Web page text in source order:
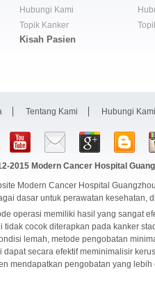
Hubungi Kami
Topik Kanker
Kisah Pasien
Tentang Kami Hubungi Kami
2015 Modern Cancer Hospital
Modern Cancer Hospital
dasar untuk perawatan kesehatan,
operasi memiliki hasil yang sangat
tidak cocok diterapkan pada kanker
lemah, metode pengobatan
dapat secara efektif meminimalisir
mendapatkan pengobatan yang lebih